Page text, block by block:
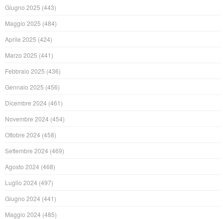
Giugno 2025 (443)
Maggio 2025 (484)
Aprile 2025 (424)
Marzo 2025 (441)
Febbraio 2025 (436)
Gennaio 2025 (456)
Dicembre 2024 (461)
Novembre 2024 (454)
Ottobre 2024 (458)
Settembre 2024 (469)
Agosto 2024 (468)
Luglio 2024 (497)
Giugno 2024 (441)
Maggio 2024 (485)